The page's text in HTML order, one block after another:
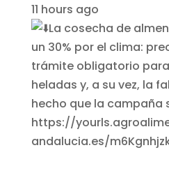
11 hours ago